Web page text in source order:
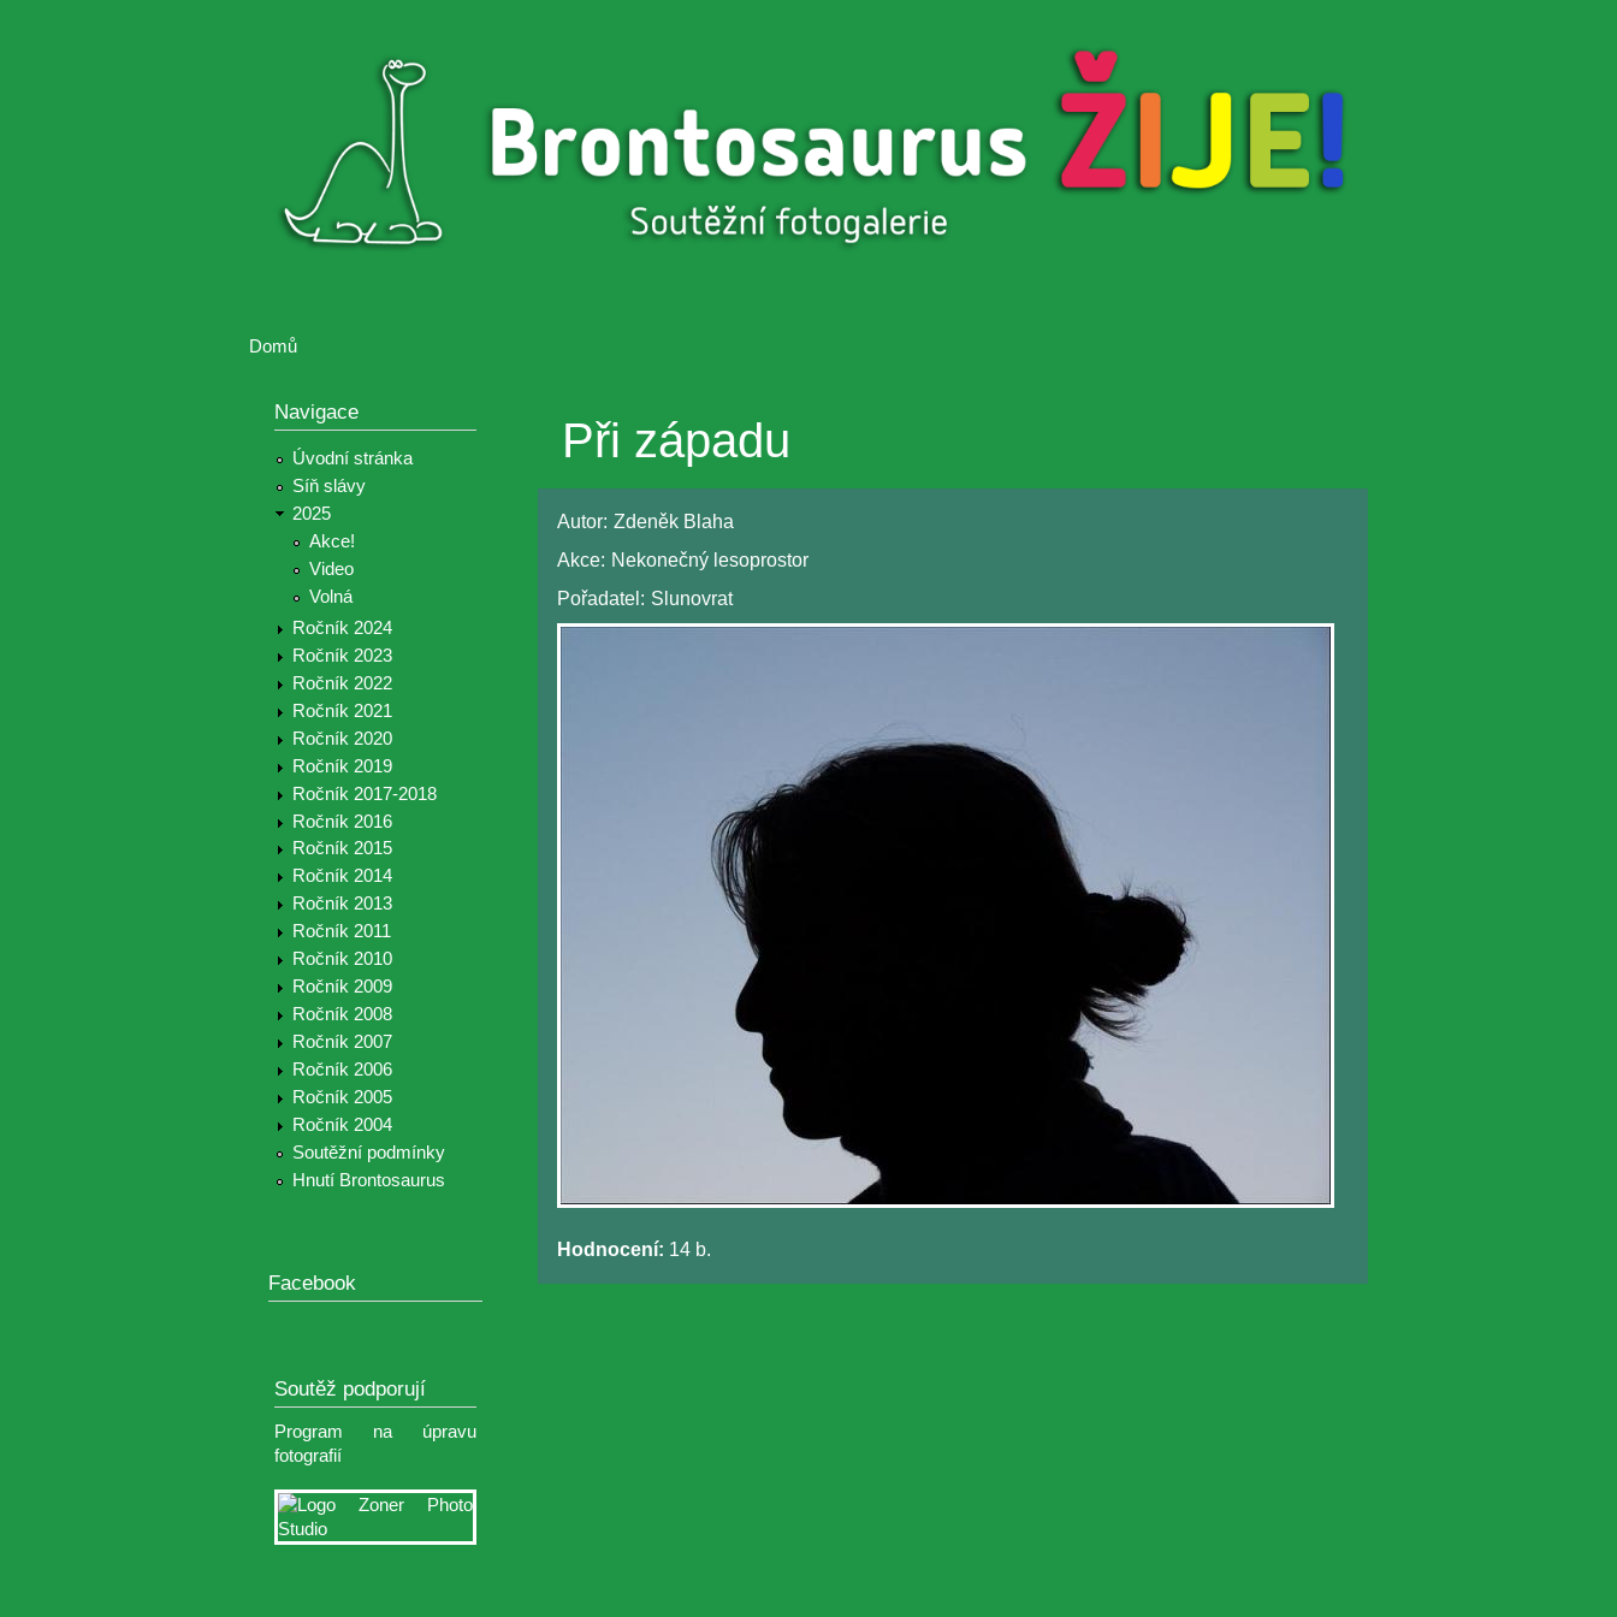
Brontosaurus
Brontosaurus
Domů
Navigace
Úvodní stránka
Síň slávy
2025
Akce!
Video
Volná
Ročník 2024
Ročník 2023
Ročník 2022
Ročník 2021
Ročník 2020
Ročník 2019
Ročník 2017-2018
Ročník 2016
Ročník 2015
Ročník 2014
Ročník 2013
Ročník 2011
Ročník 2010
Ročník 2009
Ročník 2008
Ročník 2007
Ročník 2006
Ročník 2005
Ročník 2004
Soutěžní podmínky
Hnutí Brontosaurus
Facebook
Soutěž podporují
Program na úpravu
fotografií
Při západu
Autor: Zdeněk Blaha
Akce: Nekonečný lesoprostor
Pořadatel: Slunovrat
Hodnocení: 14 b.